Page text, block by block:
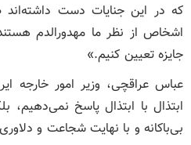
که در این جنایات دست داشته‌اند
اشخاص از نظر ما مهدورالدم
جایزه تعیین کنیم.»
عباس عراقچی، وزیر امور خارجه
ابتذال با ابتذال پاسخ
بی‌باکانه و با نهایت شجاعت و